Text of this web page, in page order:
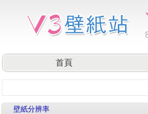
首頁
壁紙分辨率